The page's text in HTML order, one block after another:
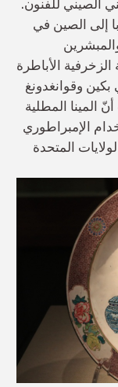
إلى الصين في
الأباطرة
وقوانغدونغ
المينا المطلية
الإمبراطوري
المتحدة